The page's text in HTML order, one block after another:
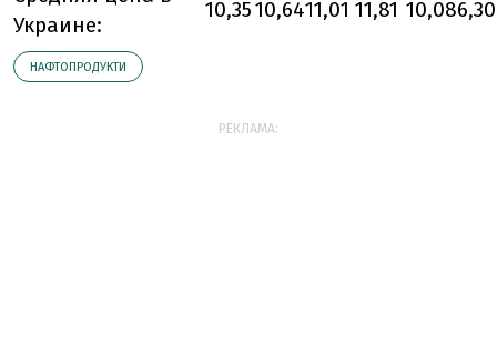
Украине:
10,3510,6411,01 11,81 10,086,30
НАФТОПРОДУКТИ
РЕКЛАМА: